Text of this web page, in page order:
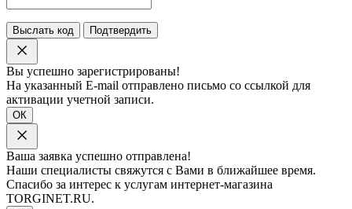
Выслать код Подтвердить
Вы успешно зарегистрированы!
На указанный E-mail отправлено письмо со ссылкой для
активации учетной записи.
ОК
Ваша заявка успешно отправлена!
Наши специалисты свяжутся с Вами в ближайшее время.
Спасибо за интерес к услугам интернет-магазина
TORGINET.RU.